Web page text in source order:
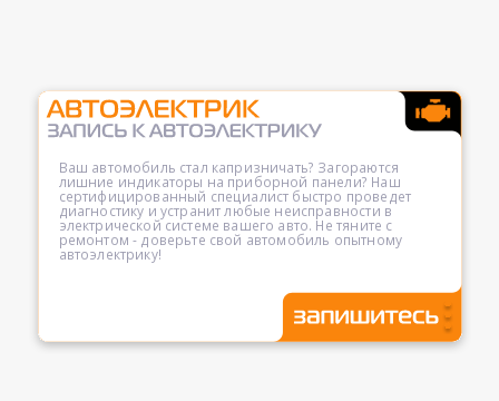
Ваш автомобиль стал капризничать? Загораются
лишние индикаторы на приборной панели? Наш
сертифицированный специалист быстро проведет
диагностику и устранит любые неисправности в
электрической системе вашего авто. Не тяните с
ремонтом - доверьте свой автомобиль опытному
автоэлектрику!